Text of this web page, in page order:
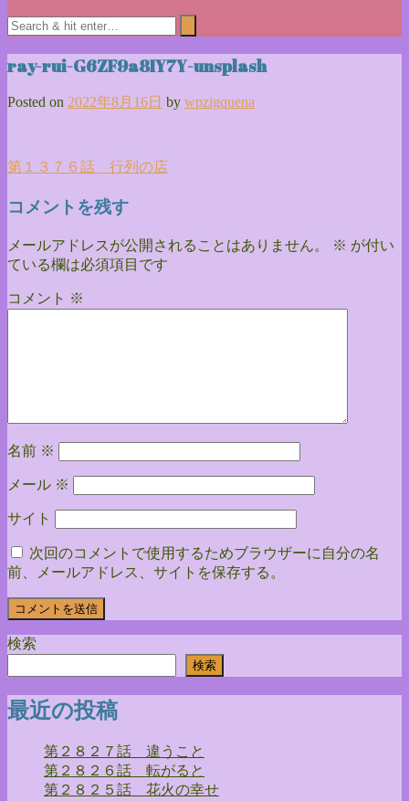
ray-rui-G6ZF9a8IY7Y-unsplash
Posted on 2022年8月16日 by wpzigquena
投
稿
ビ
ゲ
第１３７６話 行列の店
コメントを残す
メールアドレスが公開されることはありません。 ※ が付い
ている欄は必須項目です
コメント ※
名前 ※
メール ※
サイト
次回のコメントで使用するためブラウザーに自分の名
前、メールアドレス、サイトを保存する。
検索
検索
最近の投稿
第２８２７話 違うこと
第２８２６話 転がると
第２８２５話 花火の幸せ